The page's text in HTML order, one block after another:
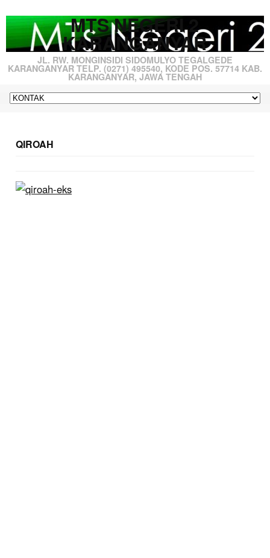
MTS NEGERI 2
KARANGANYAR
JL. RW. MONGINSIDI SIDOMULYO TEGALGEDE
KARANGANYAR TELP. (0271) 495540, KODE POS. 57714 KAB.
KARANGANYAR, JAWA TENGAH
QIROAH